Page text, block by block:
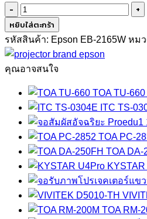
จำนวน
Epson
EB-
2165W
(5500lm/WXGA)
หยิบใส่ตะกร้า
รหัสสินค้า: Epson EB-2165W หม
คุณอาจสนใจ
TOA TU-660
ITC TS-
TOA PC-
TOA DA-
TOA RM-